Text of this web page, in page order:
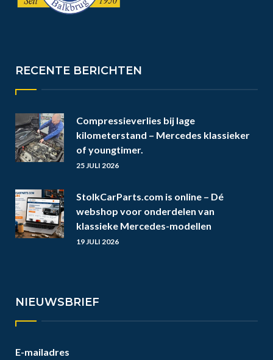
RECENTE BERICHTEN
Compressieverlies bij lage
kilometerstand – Mercedes klassieker
of youngtimer.
25 JULI 2026
StolkCarParts.com is online – Dé
webshop voor onderdelen van
klassieke Mercedes-modellen
19 JULI 2026
NIEUWSBRIEF
E-mailadres